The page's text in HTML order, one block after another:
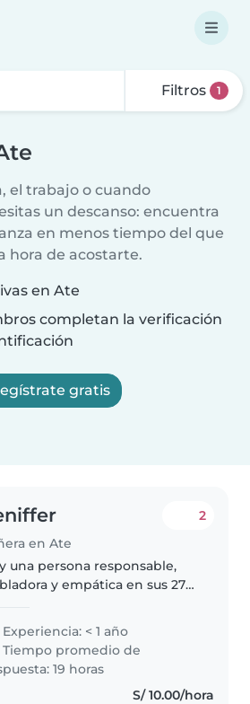
Filtros 1
el trabajo o cuando
un descanso: encuentra
en menos tiempo del que
hora de acostarte.
en Ate
completan la verificación
gratis
en Ate
2
una persona responsable,
y empática en sus 27
niños en edad preescolar.
encanta leerles cuentos,
manualidades y jugar.
Experiencia: < 1 año
Tiempo promedio de
19 horas
S/ 10.00/hora